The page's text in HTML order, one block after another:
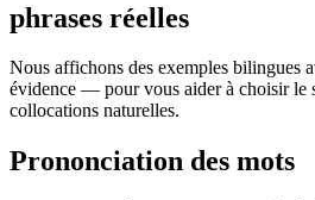
phrases réelles
Nous affichons des exemples bilingues
évidence — pour vous aider à choisir le
collocations naturelles.
Prononciation des mots